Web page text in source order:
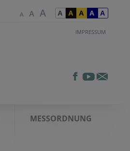
IMPRESSUM
MESSORDNUNG